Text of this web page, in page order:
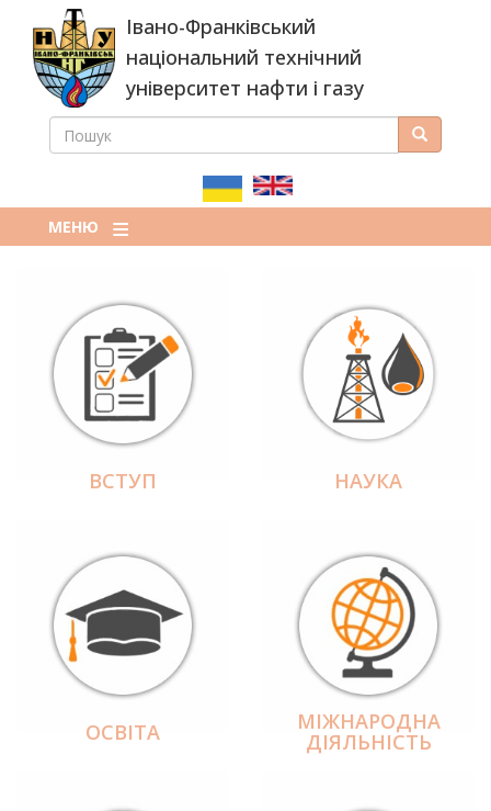
основного
вмісту
Івано-Франківський
національний технічний
університет нафти і газу
ПОШУКОВА
ПОШУК Пошук
МЕНЮ
ВСТУП НАУКА
ОСВІТА МІЖНАРОДНА
ДІЯЛЬНІCТЬ